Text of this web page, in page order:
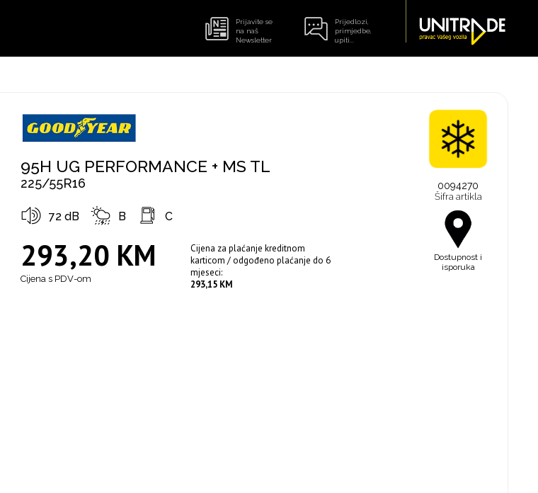
Prijavite se
na naš
Newsletter
Prijedlozi,
primjedbe,
upiti...
95H UG PERFORMANCE + MS TL
225/55R16
72 dB B C
293,20 KM
Cijena s PDV-om
Cijena za plaćanje kreditnom
karticom / odgođeno plaćanje do 6
mjeseci:
293,15 KM
0094270
Šifra artikla
Dostupnost i
isporuka